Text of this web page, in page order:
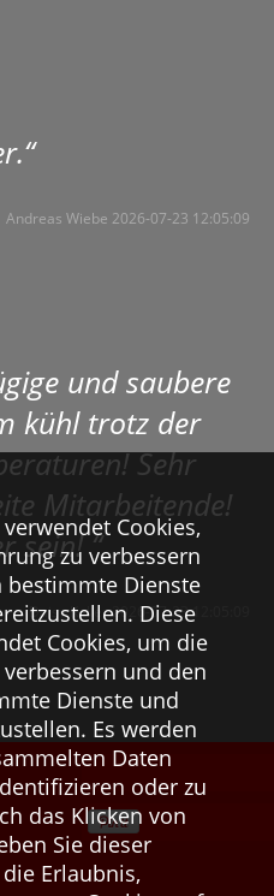
Andreas Wiebe 2026-07-23 12:05:09
und saubere
kühl trotz der
Sehr
Mitarbeitende!
sein! “
Daisy Keller 2026-07-23 12:05:09
Cookies,
zu verbessern
bestimmte Dienste
Diese
Cookies, um die
und den
Dienste und
Es werden
Daten
oder zu
das Klicken von
Sie dieser
Erlaubnis,